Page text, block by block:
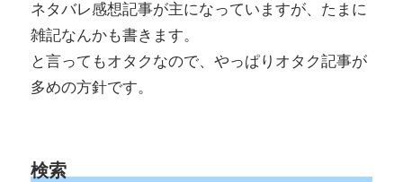
ネタバレ感想記事が主になっていますが、たまに
雑記なんかも書きます。
と言ってもオタクなので、やっぱりオタク記事が
多めの方針です。
検索